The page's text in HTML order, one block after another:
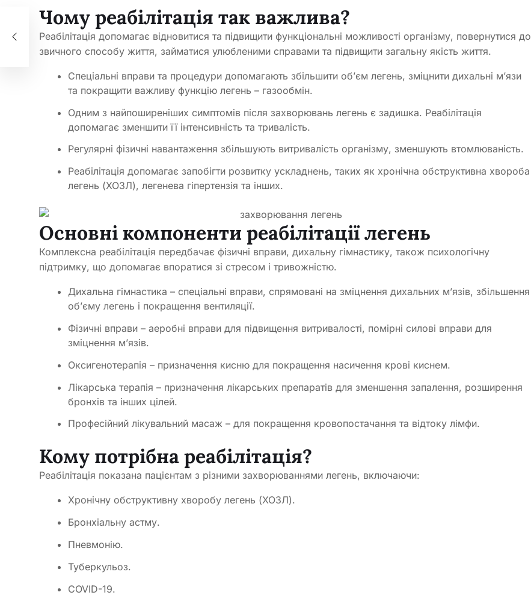
Чому реабілітація так важлива?
Реабілітація допомагає відновитися та підвищити функціональні можливості організму, повернутися до
звичного способу життя, займатися улюбленими справами та підвищити загальну якість життя.
Спеціальні вправи та процедури допомагають збільшити об’єм легень, зміцнити дихальні м’язи
та покращити важливу функцію легень – газообмін.
Одним з найпоширеніших симптомів після захворювань легень є задишка. Реабілітація
допомагає зменшити її інтенсивність та тривалість.
Регулярні фізичні навантаження збільшують витривалість організму, зменшують втомлюваність.
Реабілітація допомагає запобігти розвитку ускладнень, таких як хронічна обструктивна хвороба
легень (ХОЗЛ), легенева гіпертензія та інших.
Основні компоненти реабілітації легень
Комплексна реабілітація передбачає фізичні вправи, дихальну гімнастику, також психологічну
підтримку, що допомагає впоратися зі стресом і тривожністю.
Дихальна гімнастика – спеціальні вправи, спрямовані на зміцнення дихальних м’язів, збільшення
об’єму легень і покращення вентиляції.
Фізичні вправи – аеробні вправи для підвищення витривалості, помірні силові вправи для
зміцнення м’язів.
Оксигенотерапія – призначення кисню для покращення насичення крові киснем.
Лікарська терапія – призначення лікарських препаратів для зменшення запалення, розширення
бронхів та інших цілей.
Професійний лікувальний масаж – для покращення кровопостачання та відтоку лімфи.
Кому потрібна реабілітація?
Реабілітація показана пацієнтам з різними захворюваннями легень, включаючи:
Хронічну обструктивну хворобу легень (ХОЗЛ).
Бронхіальну астму.
Пневмонію.
Туберкульоз.
COVID-19.